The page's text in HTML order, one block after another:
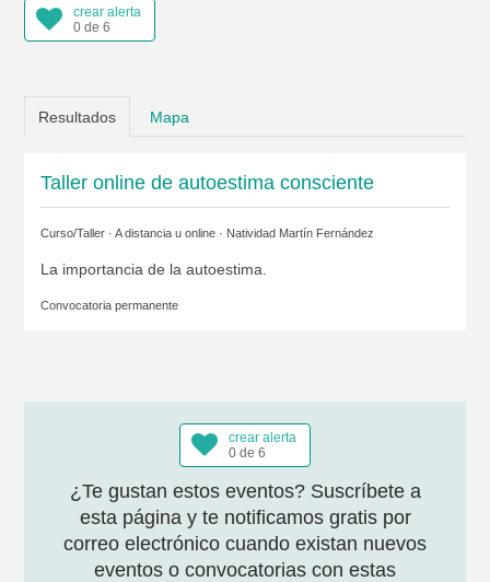
crear alerta
0 de 6
Resultados Mapa
Taller online de autoestima consciente
Curso/Taller · A distancia u online · Natividad Martín Fernández
La importancia de la autoestima.
Convocatoria permanente
crear alerta
0 de 6
¿Te gustan estos eventos? Suscríbete a
esta página y te notificamos gratis por
correo electrónico cuando existan nuevos
eventos o convocatorias con estas